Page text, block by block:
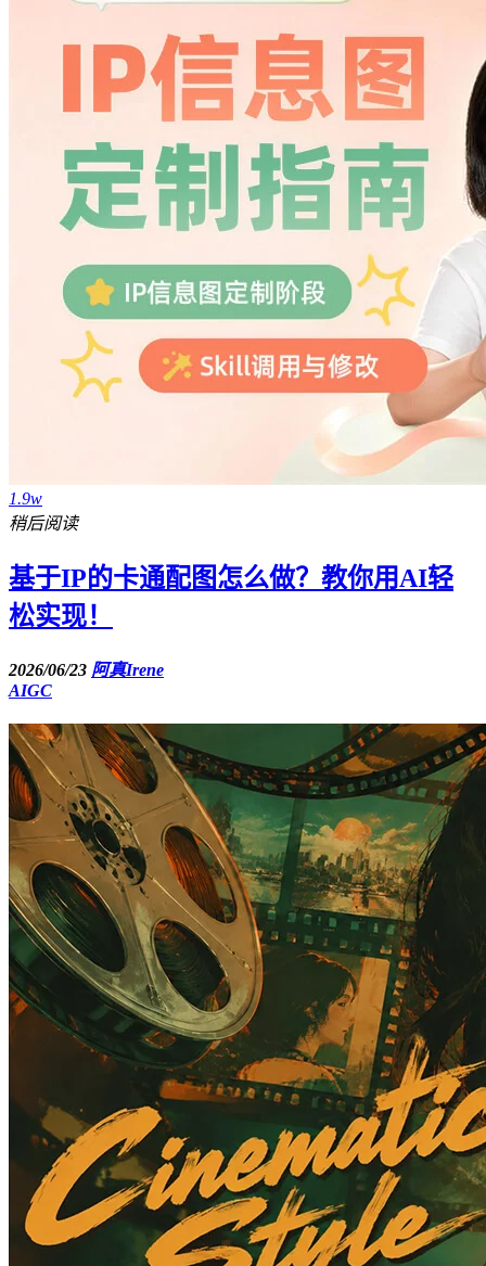
1.9w
稍后阅读
基于IP的卡通配图怎么做？教你用AI轻
松实现！
2026/06/23 阿真Irene
AIGC